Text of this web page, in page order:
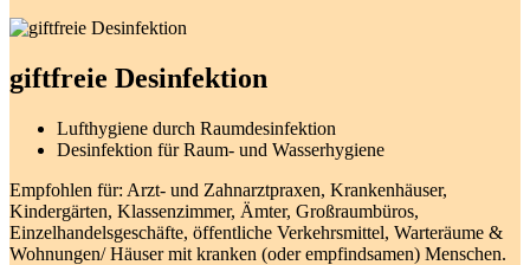
giftfreie Desinfektion
Lufthygiene durch Raumdesinfektion
Desinfektion für Raum- und Wasserhygiene
Empfohlen für: Arzt- und Zahnarztpraxen, Krankenhäuser,
Kindergärten, Klassenzimmer, Ämter, Großraumbüros,
Einzelhandelsgeschäfte, öffentliche Verkehrsmittel, Warteräume &
Wohnungen/ Häuser mit kranken (oder empfindsamen) Menschen.